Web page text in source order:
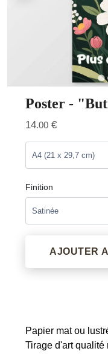
Poster -
14.00 €
Finition
AJOUTER
Papier mat ou
Tirage d'art qualité